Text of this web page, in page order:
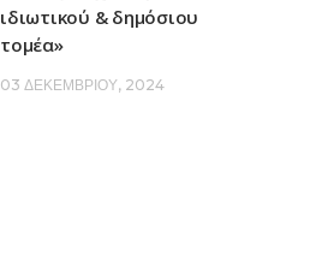
ιδιωτικού & δημόσιου
τομέα»
03 ΔΕΚΕΜΒΡΊΟΥ, 2024